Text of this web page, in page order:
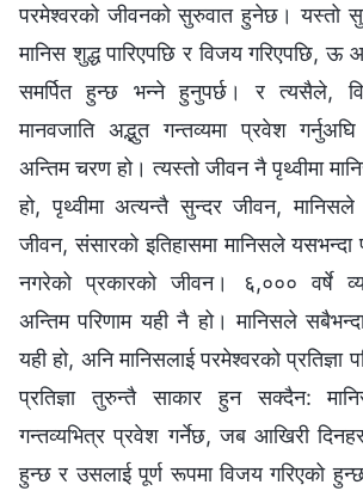
परमेश्‍वरको जीवनको सुरुवात हुनेछ। यस्तो
मानिस शुद्ध पारिएपछि र विजय गरिएपछि, ऊ
समर्पित हुन्छ भन्‍ने हुनुपर्छ। र त्यसैले,
मानवजाति अद्भुत गन्तव्यमा प्रवेश
अन्तिम चरण हो। त्यस्तो जीवन नै पृथ्वीमा
हो, पृथ्वीमा अत्यन्तै सुन्दर जीवन, मानिसले
जीवन, संसारको इतिहासमा मानिसले
नगरेको प्रकारको जीवन। ६,००० वर्षे
अन्तिम परिणाम यही नै हो। मानिसले
यही हो, अनि मानिसलाई परमेश्‍वरको प्रतिज्ञा
प्रतिज्ञा तुरुन्तै साकार हुन सक्दैन:
गन्तव्यभित्र प्रवेश गर्नेछ, जब आखिरी
हुन्छ र उसलाई पूर्ण रूपमा विजय गरिएको